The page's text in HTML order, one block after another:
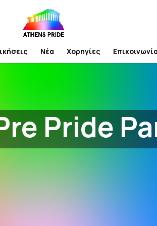
Νέα Χορηγίες Επικοινωνία
Pride